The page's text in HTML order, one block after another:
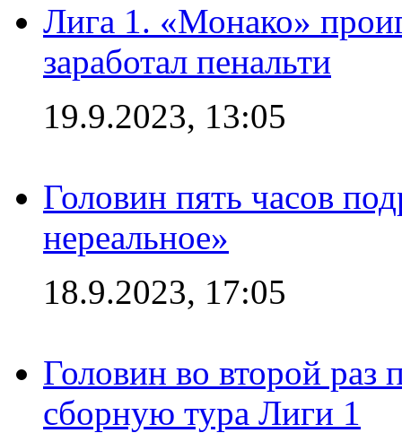
Лига 1. «Монако»
заработал пенальти
19.9.2023, 13:05
Головин пять часов
нереальное»
18.9.2023, 17:05
Головин во второй раз
сборную тура Лиги 1